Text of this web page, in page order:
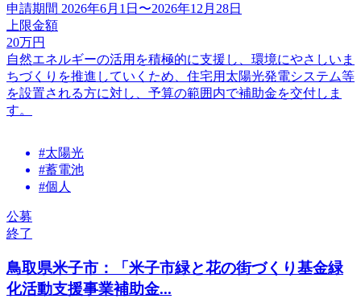
申請期間 2026年6月1日〜2026年12月28日
上限金額
20万円
自然エネルギーの活用を積極的に支援し、環境にやさしいま
ちづくりを推進していくため、住宅用太陽光発電システム等
を設置される方に対し、予算の範囲内で補助金を交付しま
す。
#太陽光
#蓄電池
#個人
公募
終了
鳥取県米子市：「米子市緑と花の街づくり基金緑
化活動支援事業補助金...